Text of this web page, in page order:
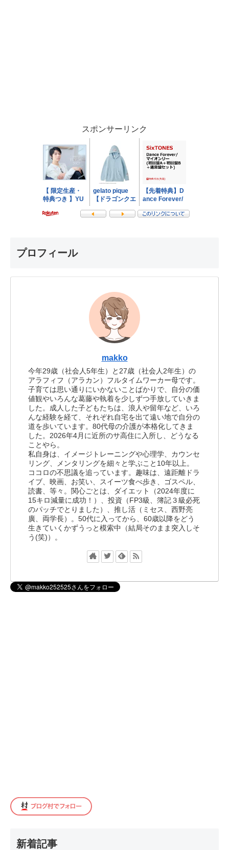
スポンサーリンク
プロフィール
makko
今年29歳（社会人5年生）と27歳（社会人2年生）の
アラフィフ（アラカン）フルタイムワーカー母です。
子育ては思い通りにいかないことばかりで、自分の価
値観やいろんな葛藤や執着を少しずつ手放していきま
した。成人した子どもたちは、浪人や留年など、いろ
んな経験を経て、それぞれ自宅を出て遠い地で自分の
道を歩いています。80代母の介護が本格化してきま
した。2026年4月に近所のサ高住に入所し、どうなる
ことやら。
私自身は、イメージトレーニングや心理学、カウンセ
リング、メンタリングを細々と学ぶこと10年以上。
ココロの不思議を追っています。趣味は、遠距離ドラ
イブ、映画、お笑い、スイーツ食べ歩き、ゴスペル、
読書、等々。関心ごとは、ダイエット（2024年度に
15キロ減量に成功！）、投資（FP3級、簿記３級必死
のパッチでとりました）、推し活（ミセス、西野亮
廣、両学長）。50代に入ってから、60歳以降をどう
生きていくかずうっと模索中（結局そのまま突入しそ
う(笑)）。
新着記事